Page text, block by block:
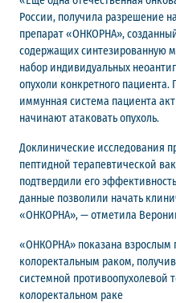
России, получила разрешение
препарат «ОНКОРНА»,
содержащих синтезированную
набор индивидуальных
опухоли конкретного
иммунная система пациента
начинают атаковать опухоль.
Доклинические исследования
пептидной терапевтической
подтвердили его
данные позволили начать
«ОНКОРНА», — отметила
«ОНКОРНА» показана взрослым
колоректальным раком,
системной противоопухолевой
колоректальном раке